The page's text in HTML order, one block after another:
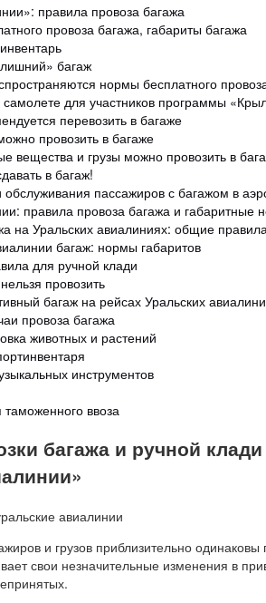
правила провоза багажа
провоза багажа, габариты багажа
багаж
нормы бесплатного
самолете для участников программы
перевозить в багаже
провозить в багаже
вещества и грузы можно провозить в
в багаж!
обслуживания пассажиров с багажом в
правила провоза багажа и габаритные
на Уральских авиалиниях: общие правила
багаж: нормы габаритов
для ручной клади
провозить
багаж на рейсах Уральских
провоза багажа
животных и растений
инструментов
ввоза
багажа и ручной
и грузов приблизительно
свои незначительные изменения в